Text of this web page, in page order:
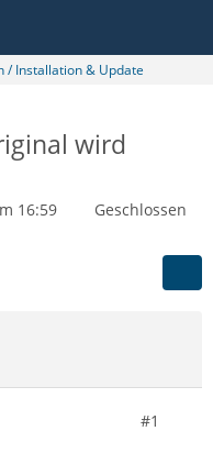
/ Installation & Update
wird
16:59
Geschlossen
#1